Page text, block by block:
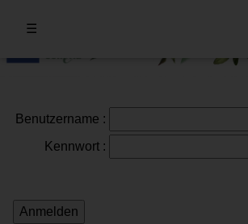
☰
Benutzername :
Kennwort :